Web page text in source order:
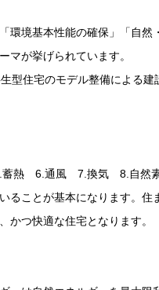
環境基本性能の確保」「自
マが挙げられています。
型住宅のモデル整備による建
蓄熱 6. 通風 7. 換気 8. 自然
ることが基本になります。
かつ快適な住宅となります。